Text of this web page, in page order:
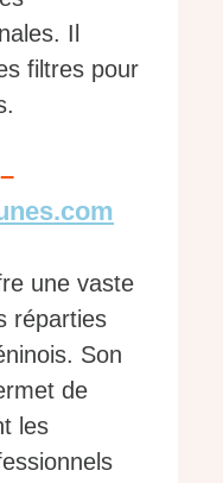
Il
filtres pour
une vaste
réparties
Son
de
les